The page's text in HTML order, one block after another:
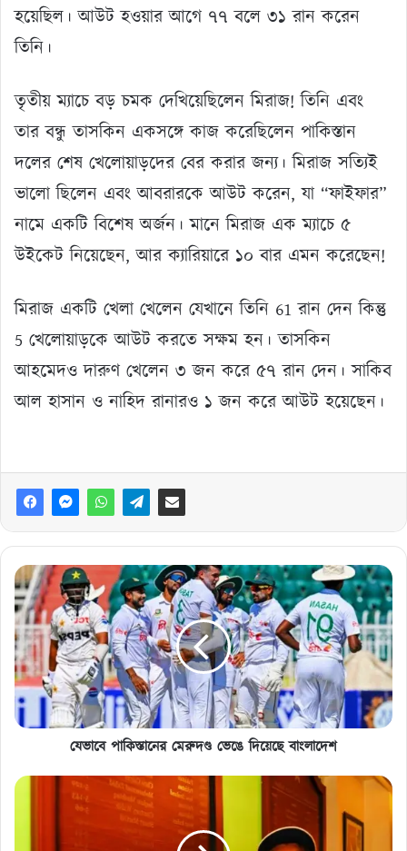
হয়েছিল। আউট হওয়ার আগে ৭৭ বলে ৩১ রান করেন
তিনি।
তৃতীয় ম্যাচে বড় চমক দেখিয়েছিলেন মিরাজ! তিনি এবং
তার বন্ধু তাসকিন একসঙ্গে কাজ করেছিলেন পাকিস্তান
দলের শেষ খেলোয়াড়দের বের করার জন্য। মিরাজ সত্যিই
ভালো ছিলেন এবং আবরারকে আউট করেন, যা “ফাইফার”
নামে একটি বিশেষ অর্জন। মানে মিরাজ এক ম্যাচে ৫
উইকেট নিয়েছেন, আর ক্যারিয়ারে ১০ বার এমন করেছেন!
মিরাজ একটি খেলা খেলেন যেখানে তিনি 61 ​​রান দেন কিন্তু
5 খেলোয়াড়কে আউট করতে সক্ষম হন। তাসকিন
আহমেদও দারুণ খেলেন ৩ জন করে ৫৭ রান দেন। সাকিব
আল হাসান ও নাহিদ রানারও ১ জন করে আউট হয়েছেন।
যেভাবে
পাকিস্তানের
মেরুদণ্ড
ভেঙে
দিয়েছে
বাংলাদেশ
যেভাবে পাকিস্তানের মেরুদণ্ড ভেঙে দিয়েছে বাংলাদেশ
এবার